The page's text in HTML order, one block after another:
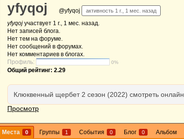
yfyqoj @yfyqoj активность 1 г., 1 мес. назад
yfyqoj участвует 1 г., 1 мес. назад.
Нет записей блога.
Нет тем на форуме.
Нет сообщений в форумах.
Нет комментариев в блогах.
Профиль:
0%
Общий рейтинг: 2.29
Клюквенный щербет 2 сезон (2022) смотреть онлайн
Просмотр
Места 0 Группы 1 События 0 Блог 0 Альбом